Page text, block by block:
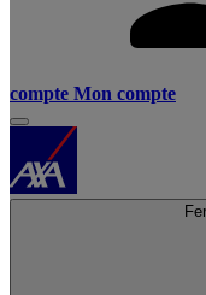
compte Mon compte